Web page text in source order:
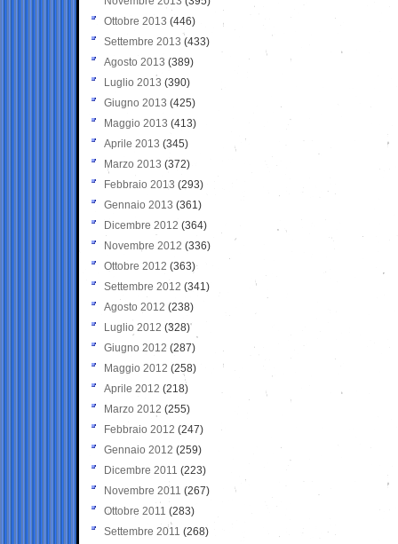
Ottobre 2013 (446)
Settembre 2013 (433)
Agosto 2013 (389)
Luglio 2013 (390)
Giugno 2013 (425)
Maggio 2013 (413)
Aprile 2013 (345)
Marzo 2013 (372)
Febbraio 2013 (293)
Gennaio 2013 (361)
Dicembre 2012 (364)
Novembre 2012 (336)
Ottobre 2012 (363)
Settembre 2012 (341)
Agosto 2012 (238)
Luglio 2012 (328)
Giugno 2012 (287)
Maggio 2012 (258)
Aprile 2012 (218)
Marzo 2012 (255)
Febbraio 2012 (247)
Gennaio 2012 (259)
Dicembre 2011 (223)
Novembre 2011 (267)
Ottobre 2011 (283)
Settembre 2011 (268)